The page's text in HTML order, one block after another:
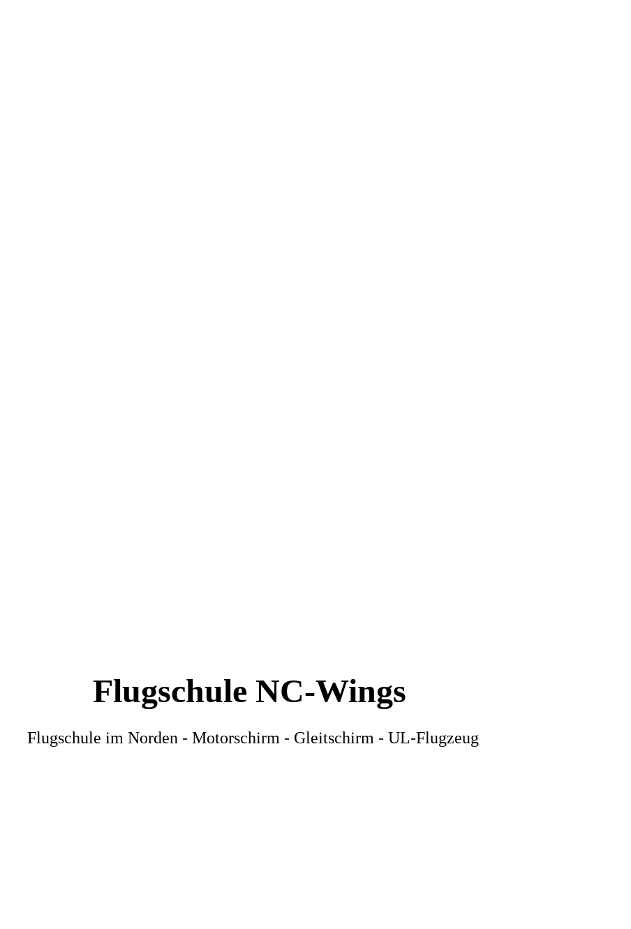
Flugschule NC-Wings
Flugschule im Norden - Motorschirm - Gleitschirm - UL-Flugzeug